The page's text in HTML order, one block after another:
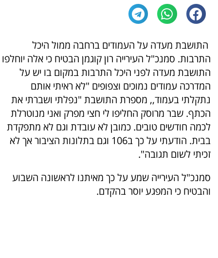
התושבת מעדה על העמודים ברחבה ממול היכל
התרבות. סמנכ"ל העירייה רון קוגמן הבטיח כי אלה יוחלפו
התושבת מעדה לפני היכל התרבות במקום בו יש על
המדרכה עמודים נמוכים וצפופים "לא ראיתי אותם
נתקלתי בעמוד,, מספרת התושבת "נפלתי ושברתי את
הכתף. שבר מרוסק החליפו לי חצי מפרק ואני מנוטרלת
לכמה חודשים טובים. כמובן לא עובדת וגם לא מתפקדת
בבית. הודעתי על כך ב106 וגם בתלונות הציבור אך לא
זכיתי לשום תגובה".
סמנכ"ל העירייה שמע על כך מאיתנו לראשונה השבוע
והבטיח כי המפגע יוסר בהקדם.